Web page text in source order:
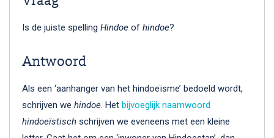
Is de juiste spelling Hindoe of hindoe?
Antwoord
Als een ‘aanhanger van het hindoeïsme’ bedoeld wordt,
schrijven we hindoe. Het bijvoeglijk naamwoord
hindoeïstisch schrijven we eveneens met een kleine